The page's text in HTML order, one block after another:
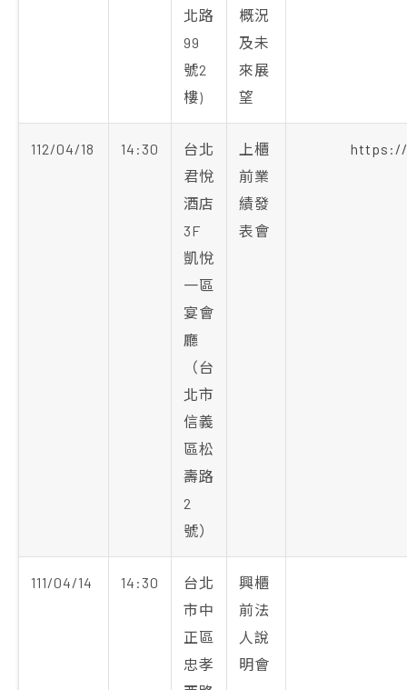
北路
99
號2
樓)
概況
及未
來展
望
112/04/18 14:30
台北
君悅
酒店
3F
凱悅
一區
宴會
廳
（台
北市
信義
區松
壽路
2
號）
上櫃
前業
績發
表會
https://
111/04/14 14:30
台北
市中
正區
忠孝
興櫃
前法
人說
明會